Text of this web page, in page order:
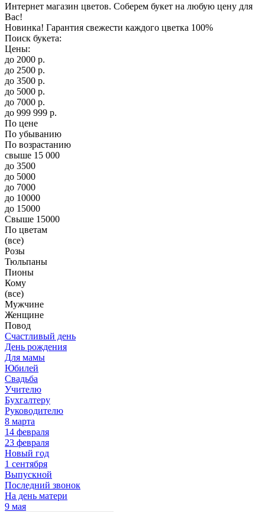
Интернет магазин цветов. Соберем букет на любую цену для
Вас!
Новинка! Гарантия свежести каждого цветка 100%
Поиск букета:
Цены:
до 2000 р.
до 2500 р.
до 3500 р.
до 5000 р.
до 7000 р.
до 999 999 р.
По цене
По убыванию
По возрастанию
свыше 15 000
до 3500
до 5000
до 7000
до 10000
до 15000
Свыше 15000
По цветам
(все)
Розы
Тюльпаны
Пионы
Кому
(все)
Мужчине
Женщине
Повод
Счастливый день
День рождения
Для мамы
Юбилей
Свадьба
Учителю
Бухгалтеру
Руководителю
8 марта
14 февраля
23 февраля
Новый год
1 сентября
Выпускной
Последний звонок
На день матери
9 мая